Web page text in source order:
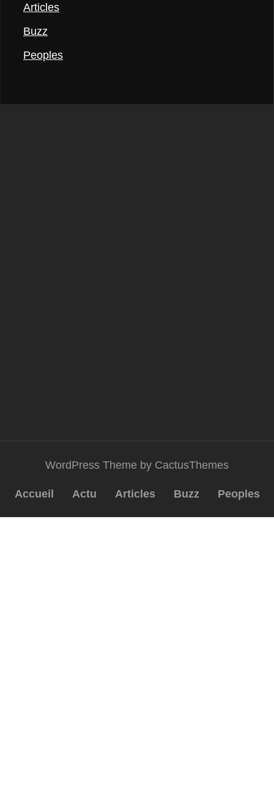
Articles
Buzz
Peoples
WordPress Theme by CactusThemes
Accueil Actu Articles Buzz Peoples